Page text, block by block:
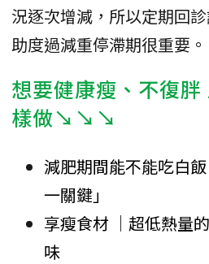
況逐次增減，所以定期回
助度過減重停滯期很重要。
想要健康瘦、不復
樣做↘↘↘
減肥期間能不能吃白
一關鍵」
享瘦食材 │超低熱量
味